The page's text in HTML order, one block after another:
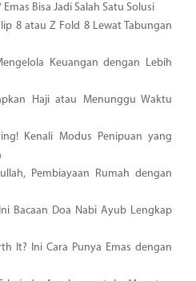
Bisa Jadi Salah Satu Solusi
8 atau Z Fold 8 Lewat Tabungan
Keuangan dengan Lebih
Haji atau Menunggu Waktu
Kenali Modus Penipuan yang
Pembiayaan Rumah dengan
Bacaan Doa Nabi Ayub Lengkap
It? Ini Cara Punya Emas dengan